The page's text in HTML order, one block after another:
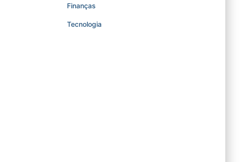
Finanças
Tecnologia